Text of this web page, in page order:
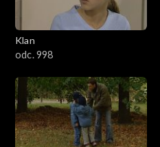
4101–4200
3901–4000
3801–3900
Klan
odc. 998